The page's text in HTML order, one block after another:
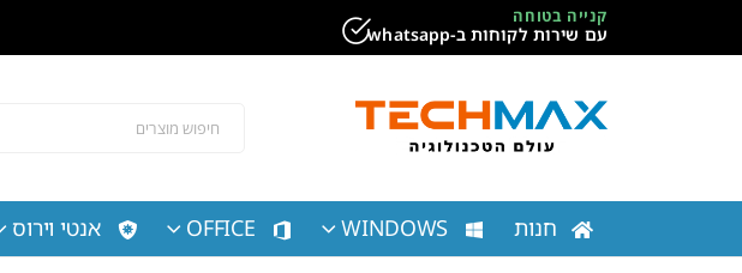
קנייה בטוחה
עם שירות לקוחות ב-whatsapp
חנות WINDOWS
OFFICE אנטי וירוס